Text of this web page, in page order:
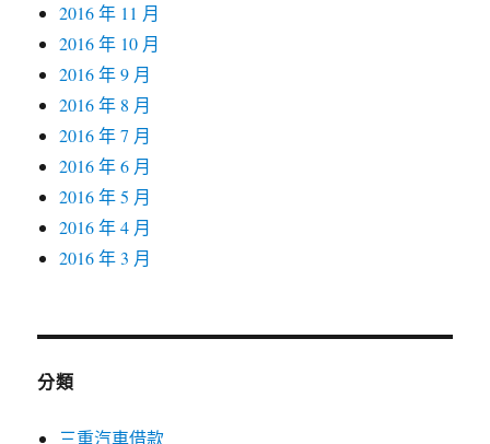
2016 年 11 月
2016 年 10 月
2016 年 9 月
2016 年 8 月
2016 年 7 月
2016 年 6 月
2016 年 5 月
2016 年 4 月
2016 年 3 月
分類
三重汽車借款